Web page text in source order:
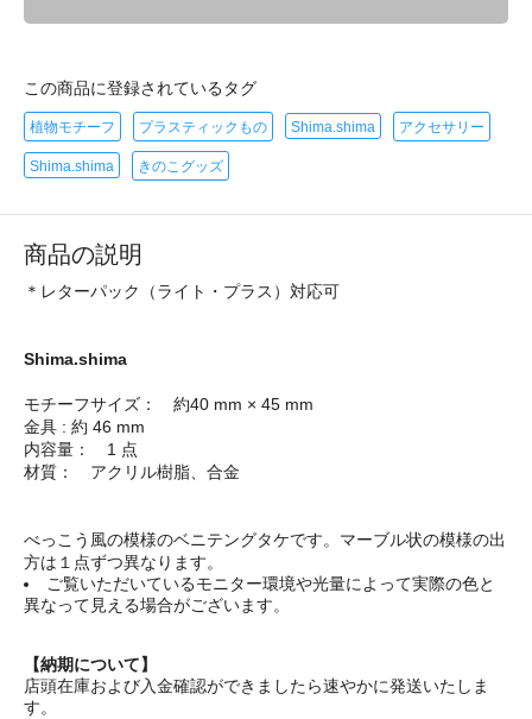
この商品に登録されているタグ
植物モチーフ プラスティックもの Shima.shima アクセサリー
Shima.shima きのこグッズ
商品の説明
＊レターパック（ライト・プラス）対応可
Shima.shima
モチーフサイズ： 約40 mm × 45 mm
金具 : 約 46 mm
内容量： 1 点
材質： アクリル樹脂、合金
べっこう風の模様のベニテングタケです。マーブル状の模様の出
方は１点ずつ異なります。
ご覧いただいているモニター環境や光量によって実際の色と
異なって見える場合がございます。
【納期について】
店頭在庫および入金確認ができましたら速やかに発送いたしま
す。